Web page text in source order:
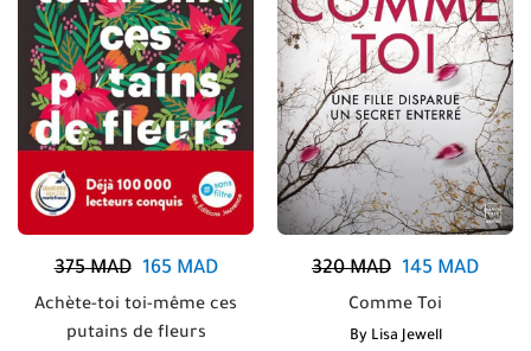
375MAD 165MAD
Achète-toi toi-même ces
putains de fleurs
320MAD 145 MAD
Comme Toi
By Lisa Jewell